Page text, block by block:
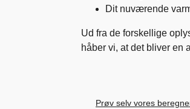
Dit nuværende
Ud fra de forskellige
håber vi, at det bliver en
Prøv selv vores